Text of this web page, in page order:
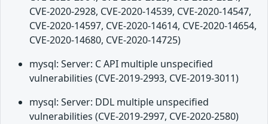
CVE-2020-2928, CVE-2020-14539, CVE-2020-14547,
CVE-2020-14597, CVE-2020-14614, CVE-2020-14654,
CVE-2020-14680, CVE-2020-14725)
mysql: Server: C API multiple unspecified
vulnerabilities (CVE-2019-2993, CVE-2019-3011)
mysql: Server: DDL multiple unspecified
vulnerabilities (CVE-2019-2997, CVE-2020-2580)